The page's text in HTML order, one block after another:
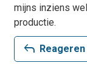
mijns inziens
productie.
reply Reageren